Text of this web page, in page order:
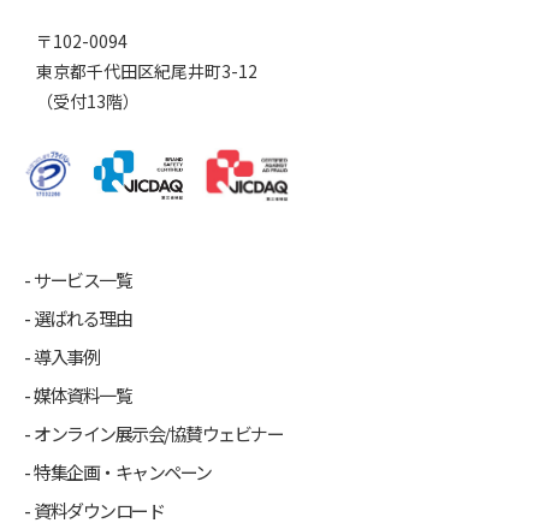
〒102-0094
東京都千代田区紀尾井町3-12
（受付13階）
サービス一覧
選ばれる理由
導入事例
媒体資料一覧
オンライン展示会/協賛ウェビナー
特集企画・キャンペーン
資料ダウンロード